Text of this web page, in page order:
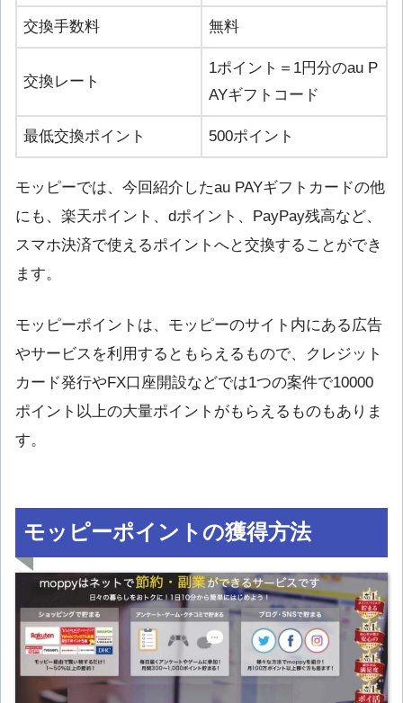
交換手数料 無料
交換レート
1ポイント＝1円分のau P
AYギフトコード
最低交換ポイント 500ポイント
モッピーでは、今回紹介したau PAYギフトカードの他
にも、楽天ポイント、dポイント、PayPay残高など、
スマホ決済で使えるポイントへと交換することができ
ます。
モッピーポイントは、モッピーのサイト内にある広告
やサービスを利用するともらえるもので、クレジット
カード発行やFX口座開設などでは1つの案件で10000
ポイント以上の大量ポイントがもらえるものもありま
す。
モッピーポイントの獲得方法